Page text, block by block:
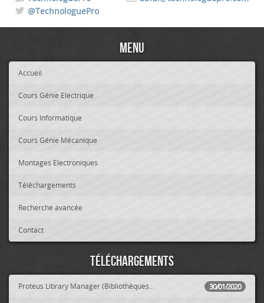
@TechnologuePro
Menu
Accueil
Cours Génie Electrique
Cours Informatique
Cours Génie Mécanique
Montages Electroniques
Téléchargements
Recherche avancée
Contact
Téléchargements
30/01/2020
Proteus Library Manager (Bibliothèques..